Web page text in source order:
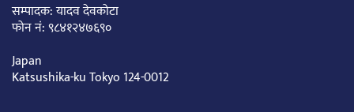
सम्पादक: यादव देवकोटा
फोन नं: ९८४१२४७६९०
Japan
Katsushika-ku Tokyo 124-0012